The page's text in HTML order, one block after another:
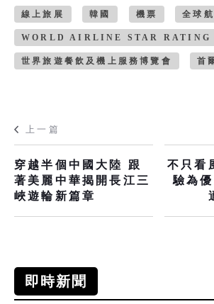
線上旅展 韓國 機票 全球
WORLD AIRLINE STAR RATING
世界旅遊餐飲及機上服務博覽會 首
上一篇
穿越半個中國大陸 跟
著美麗中華揭開長江三
峽遊輪新篇章
不只看
驗為
即時新聞